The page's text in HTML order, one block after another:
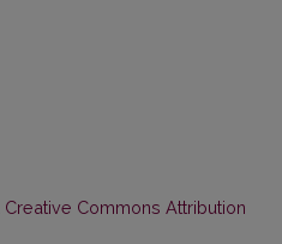
Creative Commons Attribution